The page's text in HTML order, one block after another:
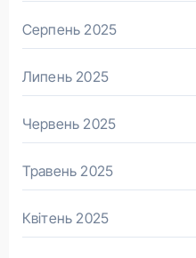
Серпень 2025
Липень 2025
Червень 2025
Травень 2025
Квітень 2025